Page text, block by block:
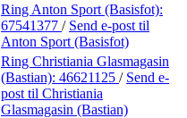
Ring Anton Sport (Basisfot):
67541377 / Send e-post til
Anton Sport (Basisfot)
Ring Christiania Glasmagasin
(Bastian): 46621125 / Send e-
post til Christiania
Glasmagasin (Bastian)